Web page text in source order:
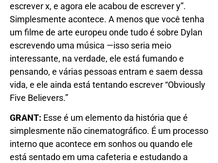
escrever x, e agora ele acabou de escrever y”.
Simplesmente acontece. A menos que você tenha
um filme de arte europeu onde tudo é sobre Dylan
escrevendo uma música —isso seria meio
interessante, na verdade, ele está fumando e
pensando, e várias pessoas entram e saem dessa
vida, e ele ainda está tentando escrever “Obviously
Five Believers.”
GRANT: Esse é um elemento da história que é
simplesmente não cinematográfico. É um processo
interno que acontece em sonhos ou quando ele
está sentado em uma cafeteria e estudando a